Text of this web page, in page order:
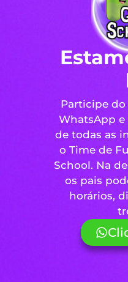
Participe
WhatsApp
de todas as
o Time de
School. Na
os pais
horários,